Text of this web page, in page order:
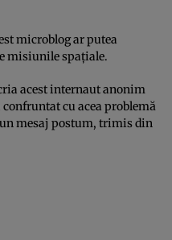
microblog ar putea
misiunile spaţiale.
acest internaut anonim
confruntat cu acea problemă
mesaj postum, trimis din